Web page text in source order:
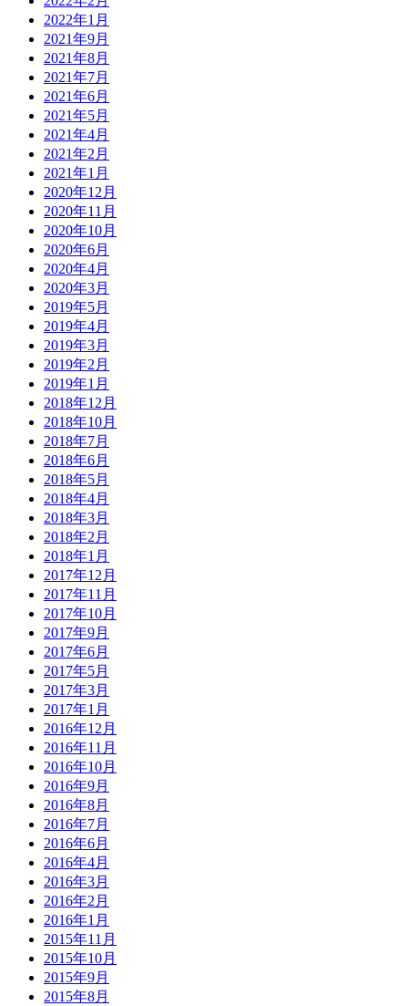
2022年1月
2021年9月
2021年8月
2021年7月
2021年6月
2021年5月
2021年4月
2021年2月
2021年1月
2020年12月
2020年11月
2020年10月
2020年6月
2020年4月
2020年3月
2019年5月
2019年4月
2019年3月
2019年2月
2019年1月
2018年12月
2018年10月
2018年7月
2018年6月
2018年5月
2018年4月
2018年3月
2018年2月
2018年1月
2017年12月
2017年11月
2017年10月
2017年9月
2017年6月
2017年5月
2017年3月
2017年1月
2016年12月
2016年11月
2016年10月
2016年9月
2016年8月
2016年7月
2016年6月
2016年4月
2016年3月
2016年2月
2016年1月
2015年11月
2015年10月
2015年9月
2015年8月